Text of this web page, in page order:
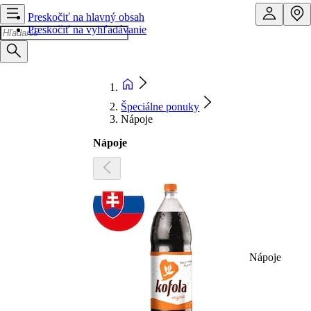
Preskočiť na hlavný obsah
Preskočiť na vyhľadávanie
Špeciálne ponuky
Nápoje
Nápoje
Nápoje